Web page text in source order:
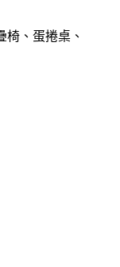
椅、蛋捲桌、